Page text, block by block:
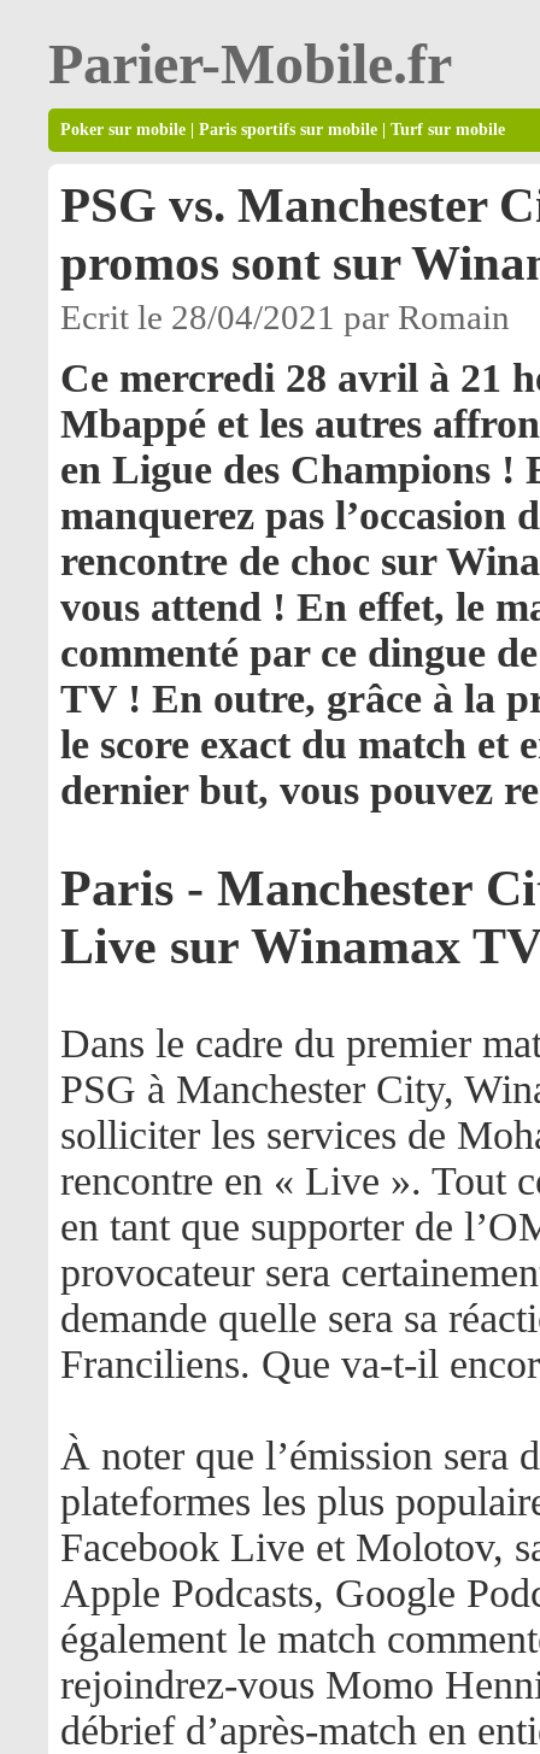
Parier-Mobile.fr
Poker sur mobile Paris sportifs sur mobile Turf sur mobile
PSG vs. Manchester
promos sont sur
Ecrit le 28/04/2021 par Romain
Ce mercredi 28 avril à 21
Mbappé et les autres
en Ligue des Champions !
manquerez pas l’occasion
rencontre de choc sur
vous attend ! En effet, le
commenté par ce dingue
TV ! En outre, grâce à la
le score exact du match et
dernier but, vous pouvez
Paris - Manchester
Live sur Winamax
Dans le cadre du premier
PSG à Manchester City,
solliciter les services de
rencontre en « Live ». Tout
en tant que supporter de
provocateur sera
demande quelle sera sa
Franciliens. Que va-t-il
À noter que l’émission sera
plateformes les plus
Facebook Live et Molotov,
Apple Podcasts, Google
également le match
rejoindrez-vous Momo
débrief d’après-match en